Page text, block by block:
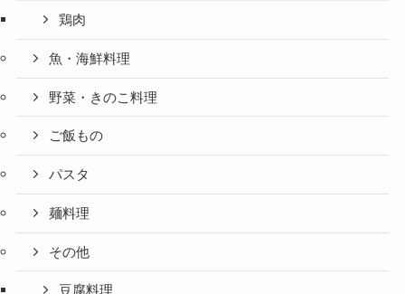
鶏肉
魚・海鮮料理
野菜・きのこ料理
ご飯もの
パスタ
麺料理
その他
豆腐料理